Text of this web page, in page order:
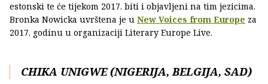
estonski te će tijekom 2017. biti i objavljeni na tim jezicima.
Bronka Nowicka uvrštena je u New Voices from Europe za
2017. godinu u organizaciji Literary Europe Live.
CHIKA UNIGWE (NIGERIJA, BELGIJA, SAD)